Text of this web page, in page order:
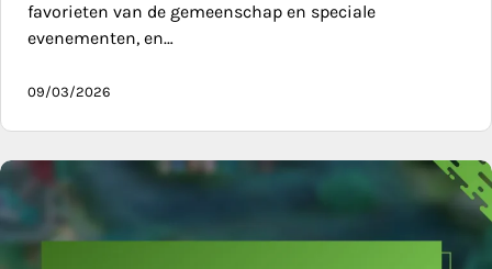
favorieten van de gemeenschap en speciale
evenementen, en…
09/03/2026